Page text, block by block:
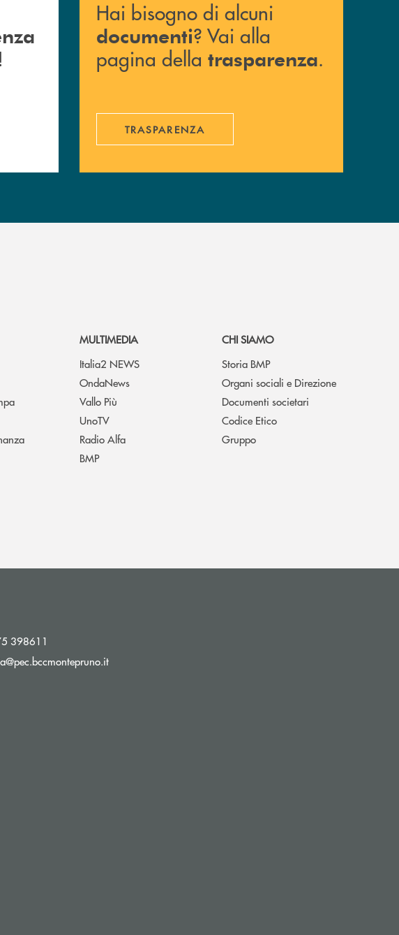
Hai bisogno di alcuni
documenti? Vai alla
pagina della trasparenza.
TRASPARENZA
MULTIMEDIA
Italia2 NEWS
OndaNews
Vallo Più
UnoTV
Radio Alfa
BMP
CHI SIAMO
Storia BMP
Organi sociali e Direzione
Documenti societari
Codice Etico
Gruppo
398611
(si apre l’app di posta elettronica)